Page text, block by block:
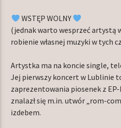
WSTĘP WOLNY
(jednak warto wesprzeć artystą
robienie własnej muzyki w tych
Artystka ma na koncie single,
Jej pierwszy koncert w Lublinie
zaprezentowania piosenek z
znalazł się m.in. utwór „rom-
izdebem.